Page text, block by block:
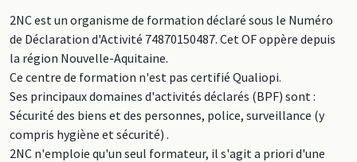
2NC est un organisme de formation déclaré sous le Numéro
de Déclaration d'Activité 74870150487. Cet OF oppère depuis
la région Nouvelle-Aquitaine.
Ce centre de formation n'est pas certifié Qualiopi.
Ses principaux domaines d'activités déclarés (BPF) sont :
Sécurité des biens et des personnes, police, surveillance (y
compris hygiène et sécurité) .
2NC n'emploie qu'un seul formateur, il s'agit a priori d'une